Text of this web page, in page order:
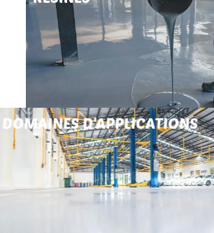
DOMAINES D'APPLICATIONS